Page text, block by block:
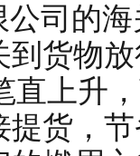
司的
货物
直上升
提货，